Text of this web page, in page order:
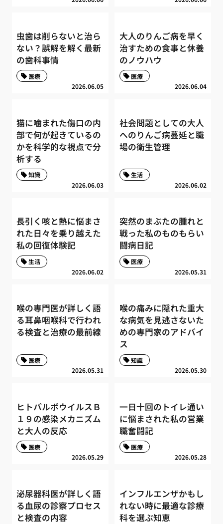
虫歯は削らないと治ら
ない？誤解を解く最新
の歯科事情
2026.06.05
医療
大人のりんご病を早く
治すための食事と休養
のノウハウ
2026.06.04
医療
猫に噛まれた傷口の内
部で何が起きているの
かを科学的な視点で分
析する
2026.06.03
知識
社会問題としての大人
へのりんご病蔓延と職
場の衛生管理
2026.06.02
生活
長引く咳と熱に悩まさ
れた日々を乗り越えた
私の回復体験記
2026.06.02
生活
突然のまぶたの腫れと
戦った私のものもらい
闘病日記
2026.05.31
医療
喉の専門医が詳しく語
る耳鼻咽喉科で行われ
る検査と治療の最前線
2026.05.31
医療
喉の痛みに隠れた重大
な病気を見逃さないた
めの専門家のアドバイ
ス
2026.05.30
知識
ヒトパルボウイルスＢ
１９の感染メカニズム
と大人の反応
2026.05.29
医療
一日十回のトイレ通い
に悩まされた私の営業
職奮闘記
2026.05.28
医療
泌尿器科医が詳しく語
る血尿の診察プロセス
と検査の内容
インフルエンザかもし
れない時に最適な診療
科を選ぶ知恵